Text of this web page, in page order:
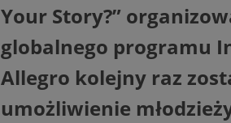
Your Story?”
globalnego programu
Allegro kolejny raz
umożliwienie